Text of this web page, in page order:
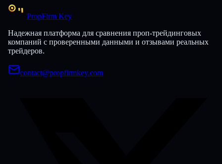
PropFirm Key
Надежная платформа для сравнения проп-трейдинговых
компаний с проверенными данными и отзывами реальных
трейдеров.
contact@propfirmkey.com